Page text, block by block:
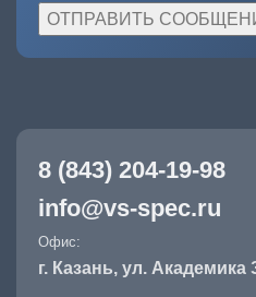
8 (843) 204-19-98
info@vs-spec.ru
Офис:
г. Казань, ул. Академика